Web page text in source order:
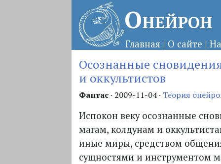
Онейрон
Главная | О сайте |
Осознанные
и оккультистов
Фантас · 2009-11-04· Теория
Испокон веку осознанные
магам, колдунам и
иные миры, средством
сущностями и инструментом